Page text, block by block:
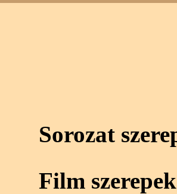
Sorozat
Film